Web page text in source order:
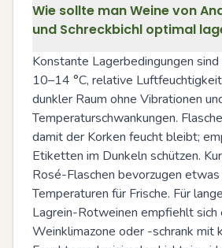
Wie sollte man Weine von
und Schreckbichl optimal
Konstante Lagerbedingungen
10–14 °C, relative
dunkler Raum ohne Vibrationen
Temperaturschwankungen.
damit der Korken feucht bleibt;
Etiketten im Dunkeln schützen.
Rosé-Flaschen bevorzugen
Temperaturen für Frische. Für
Lagrein-Rotweinen empfiehlt sich
Weinklimazone oder -schrank mit